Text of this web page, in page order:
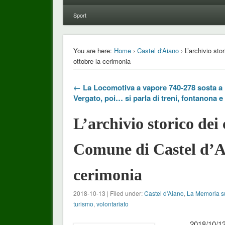
Sport
You are here: Home› Castel d'Aiano› L’archivio
ottobre la cerimonia
← La Locomotiva a vapore 740-278 sosta a
Vergato, poi… si parla di treni, fontanona e
L’archivio storico
Comune di Castel
cerimonia
2018-10-13 | Filed under:Castel d'Aiano, La Memoria
turismo, volontariato